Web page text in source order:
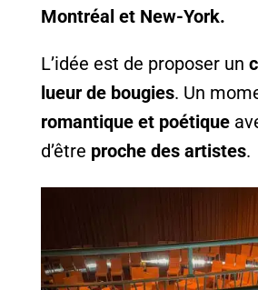
Montréal et New-York.
L’idée est de proposer un
lueur de bougies. Un
romantique et poétique
d’être proche des artistes.